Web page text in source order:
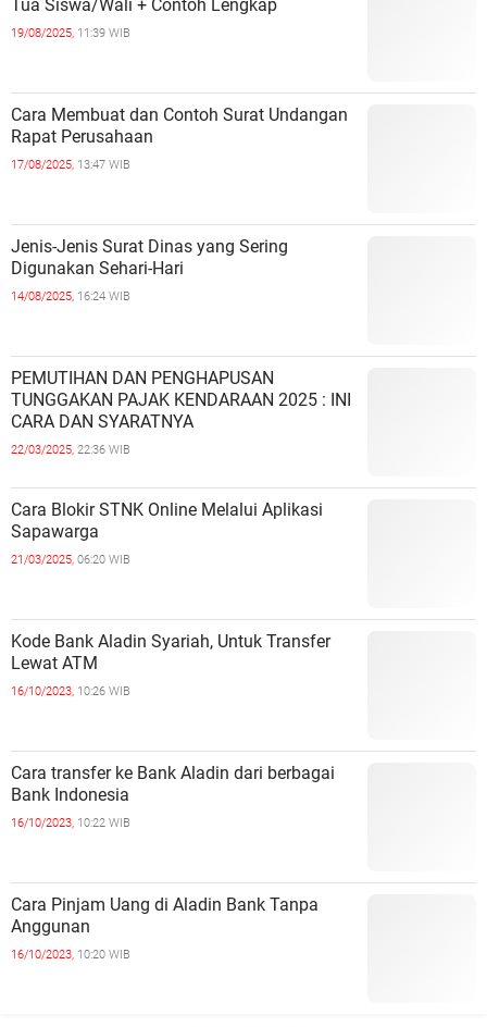
Tua Siswa/Wali + Contoh Lengkap
19/08/2025, 11:39 WIB
Cara Membuat dan Contoh Surat Undangan
Rapat Perusahaan
17/08/2025, 13:47 WIB
Jenis-Jenis Surat Dinas yang Sering
Digunakan Sehari-Hari
14/08/2025, 16:24 WIB
PEMUTIHAN DAN PENGHAPUSAN
TUNGGAKAN PAJAK KENDARAAN 2025 : INI
CARA DAN SYARATNYA
22/03/2025, 22:36 WIB
Cara Blokir STNK Online Melalui Aplikasi
Sapawarga
21/03/2025, 06:20 WIB
Kode Bank Aladin Syariah, Untuk Transfer
Lewat ATM
16/10/2023, 10:26 WIB
Cara transfer ke Bank Aladin dari berbagai
Bank Indonesia
16/10/2023, 10:22 WIB
Cara Pinjam Uang di Aladin Bank Tanpa
Anggunan
16/10/2023, 10:20 WIB